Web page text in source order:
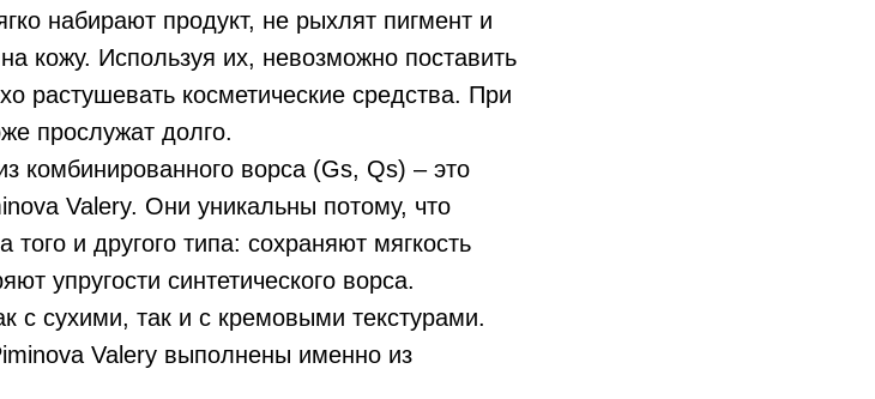
набирают продукт, не рыхлят пигмент и
кожу. Используя их, невозможно поставить
растушевать косметические средства. При
прослужат долго.
комбинированного ворса (Gs, Qs) – это
Valery. Они уникальны потому, что
и другого типа: сохраняют мягкость
упругости синтетического ворса.
с сухими, так и с кремовыми текстурами.
Valery выполнены именно из